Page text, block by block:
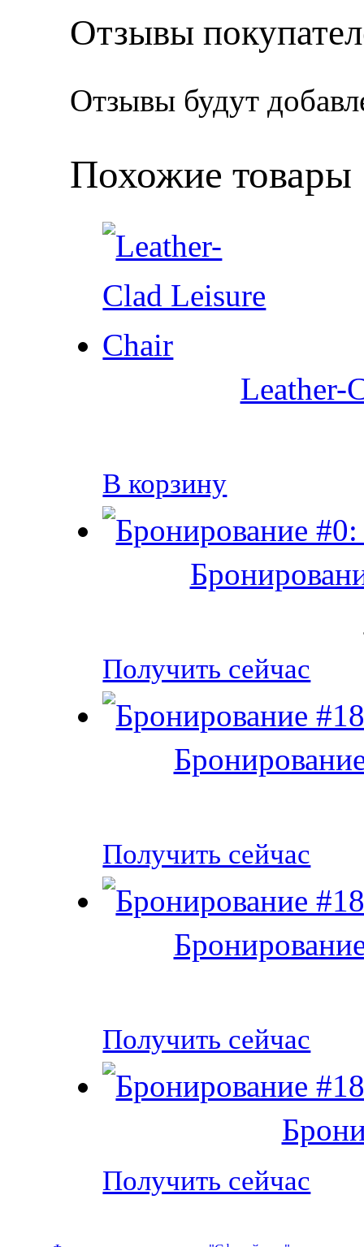
Отзывы
Отзывы будут
Похожие товары
Leather-
В корзину
Получить сейчас
Получить сейчас
Получить сейчас
Получить сейчас